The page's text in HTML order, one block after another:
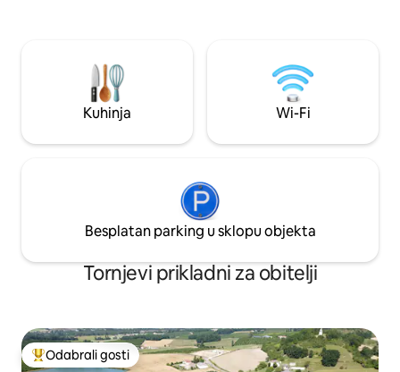
Kuhinja Wi-Fi
Besplatan parking u sklopu objekta
Tornjevi prikladni za obitelji
Među najviše rangiranima s oznakom „Odabrali gosti”
Odabrali gosti